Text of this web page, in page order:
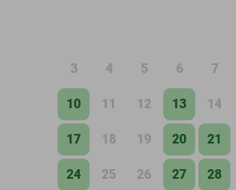
3 4 5 6 7
10 11 12 13 14
17 18 19 20 21
24 25 26 27 28